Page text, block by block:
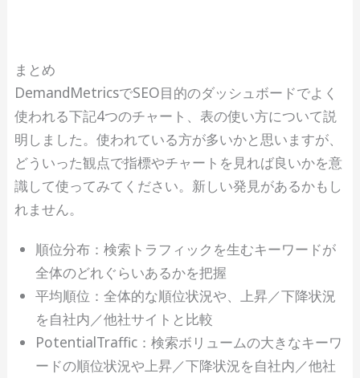
まとめ
DemandMetricsでSEO目的のダッシュボードでよく
使われる下記4つのチャート、表の使い方について説
明しました。使われている方が多いかと思いますが、
どういった観点で指標やチャートを見れば良いかを意
識して使ってみてください。新しい発見があるかもし
れません。
順位分布：検索トラフィックを生むキーワードが
全体のどれぐらいあるかを把握
平均順位：全体的な順位状況や、上昇／下降状況
を自社内／他社サイトと比較
PotentialTraffic：検索ボリュームの大きなキーワ
ードの順位状況や上昇／下降状況を自社内／他社